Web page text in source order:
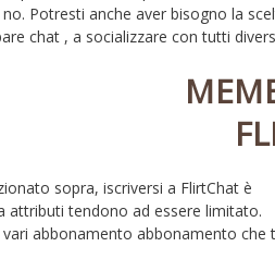
Potresti anche aver bisogno la
chat , a socializzare con tutti
buon modo per te stesso per trovare
sopra, iscriversi a FlirtChat è
attributi tendono ad essere limitato.
abbonamento abbonamento che tu
ottenere. Proprio qui è il costo
quindi risparmi sui costi forse